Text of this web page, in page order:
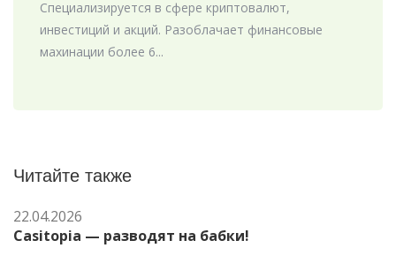
Специализируется в сфере криптовалют,
инвестиций и акций. Разоблачает финансовые
махинации более 6...
Читайте также
22.04.2026
Casitopia — разводят на бабки!